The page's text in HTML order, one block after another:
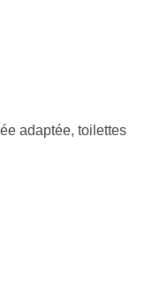
adaptée, toilettes